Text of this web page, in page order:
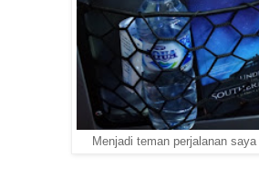
Menjadi teman perjalanan